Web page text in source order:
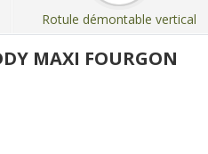
Rotule démontable vertical
MAXI FOURGON